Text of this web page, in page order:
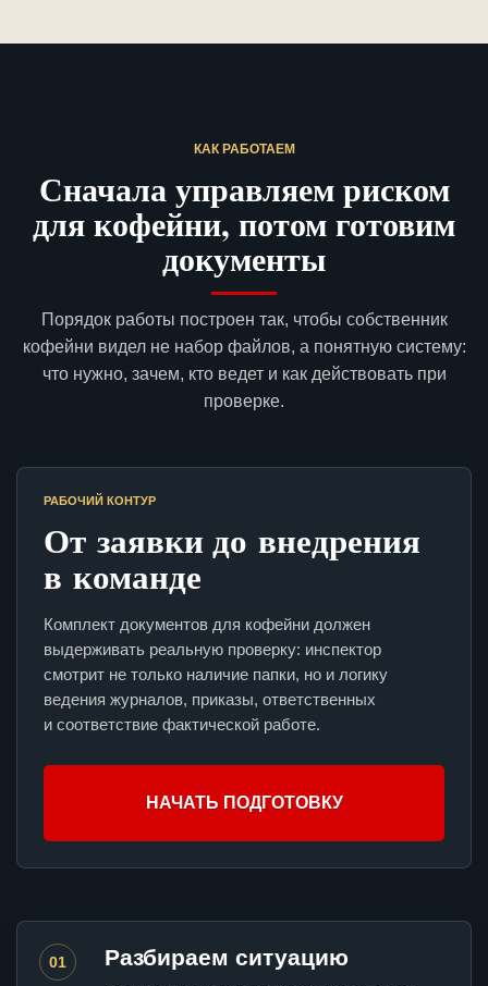
КАК РАБОТАЕМ
Сначала управляем риском
для кофейни, потом готовим
документы
Порядок работы построен так, чтобы собственник
кофейни видел не набор файлов, а понятную систему:
что нужно, зачем, кто ведет и как действовать при
проверке.
РАБОЧИЙ КОНТУР
От заявки до внедрения
в команде
Комплект документов для кофейни должен
выдерживать реальную проверку: инспектор
смотрит не только наличие папки, но и логику
ведения журналов, приказы, ответственных
и соответствие фактической работе.
НАЧАТЬ ПОДГОТОВКУ
01 Разбираем ситуацию